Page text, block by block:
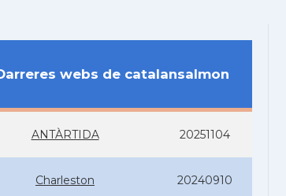
webs de catalansalmon
ANTÀRTIDA 20251104
Charleston 20240910